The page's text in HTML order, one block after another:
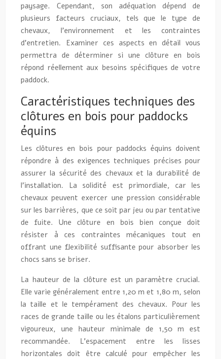
paysage. Cependant, son adéquation dépend de
plusieurs facteurs cruciaux, tels que le type de
chevaux, l’environnement et les contraintes
d’entretien. Examiner ces aspects en détail vous
permettra de déterminer si une clôture en bois
répond réellement aux besoins spécifiques de votre
paddock.
Caractéristiques techniques des
clôtures en bois pour paddocks
équins
Les clôtures en bois pour paddocks équins doivent
répondre à des exigences techniques précises pour
assurer la sécurité des chevaux et la durabilité de
l’installation. La solidité est primordiale, car les
chevaux peuvent exercer une pression considérable
sur les barrières, que ce soit par jeu ou par tentative
de fuite. Une clôture en bois bien conçue doit
résister à ces contraintes mécaniques tout en
offrant une flexibilité suffisante pour absorber les
chocs sans se briser.
La hauteur de la clôture est un paramètre crucial.
Elle varie généralement entre 1,20 m et 1,80 m, selon
la taille et le tempérament des chevaux. Pour les
races de grande taille ou les étalons particulièrement
vigoureux, une hauteur minimale de 1,50 m est
recommandée. L’espacement entre les lisses
horizontales doit être calculé pour empêcher les